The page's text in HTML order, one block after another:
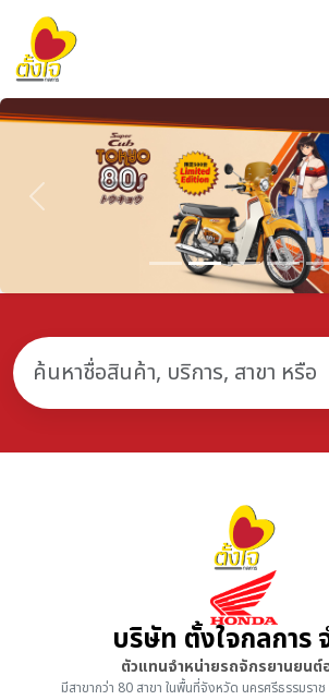
Previous
บริษัท ตั้งใจกลการ
ตัวแทนจำหน่ายรถจักรยานยนต์
มีสาขากว่า 80 สาขา ในพื้นที่จังหวัด นครศรีธรรมรา